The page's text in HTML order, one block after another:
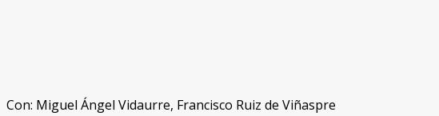
Con: Miguel Ángel Vidaurre, Francisco Ruiz de Viñaspre